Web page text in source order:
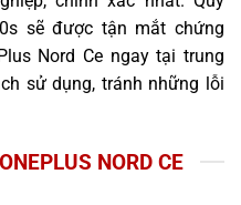
sẽ được tận mắt chứng
Nord Ce ngay tại trung
sử dụng, tránh những lỗi
NORD CE